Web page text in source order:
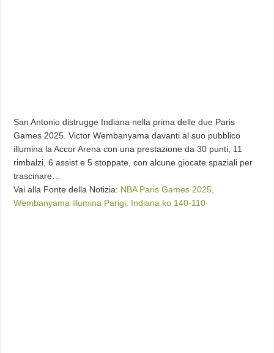
San Antonio distrugge Indiana nella prima delle due Paris
Games 2025. Victor Wembanyama davanti al suo pubblico
illumina la Accor Arena con una prestazione da 30 punti, 11
rimbalzi, 6 assist e 5 stoppate, con alcune giocate spaziali per
trascinare…
Vai alla Fonte della Notizia: NBA Paris Games 2025,
Wembanyama illumina Parigi: Indiana ko 140-110